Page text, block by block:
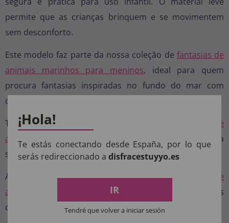
permite que as crianças brinquem e se movimentem
sem desconforto.
Este modelo faz parte da nossa coleção de fantasias de
animais marinhos para meninos, ideal para quem
procura fantasias inspiradas no fundo do mar com
designs divertidos.
Também se enquadra perfeitamente nas
fantasias de
animais marinhos para menina
, oferecendo uma
solução versátil e unissexo.
Além disso, integra-se na categoria geral de
fantasias de
animais
, onde encontrará muitas outras opções
criativas para festas infantis.
¡Hola!
Te estás conectando desde España, por lo que
serás redireccionado a disfracestuyyo.es
IR
Tendré que volver a iniciar sesión